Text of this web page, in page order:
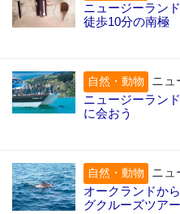
ニュージーラン
徒歩10分の南極
自然・動物
ニュ
ニュージーラン
に会おう
自然・動物
ニュ
オークランドか
グクルーズツアー